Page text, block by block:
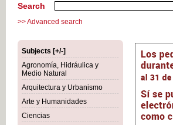
Search
>> Advanced search
Subjects [+/-]
Agronomía, Hidráulica y
Medio Natural
Arquitectura y Urbanismo
Arte y Humanidades
Ciencias